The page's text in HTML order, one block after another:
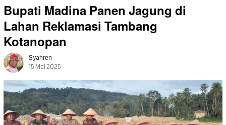
Bupati Madina Panen Jagung di
Lahan Reklamasi Tambang
Kotanopan
Syahren
15 Mei 2025